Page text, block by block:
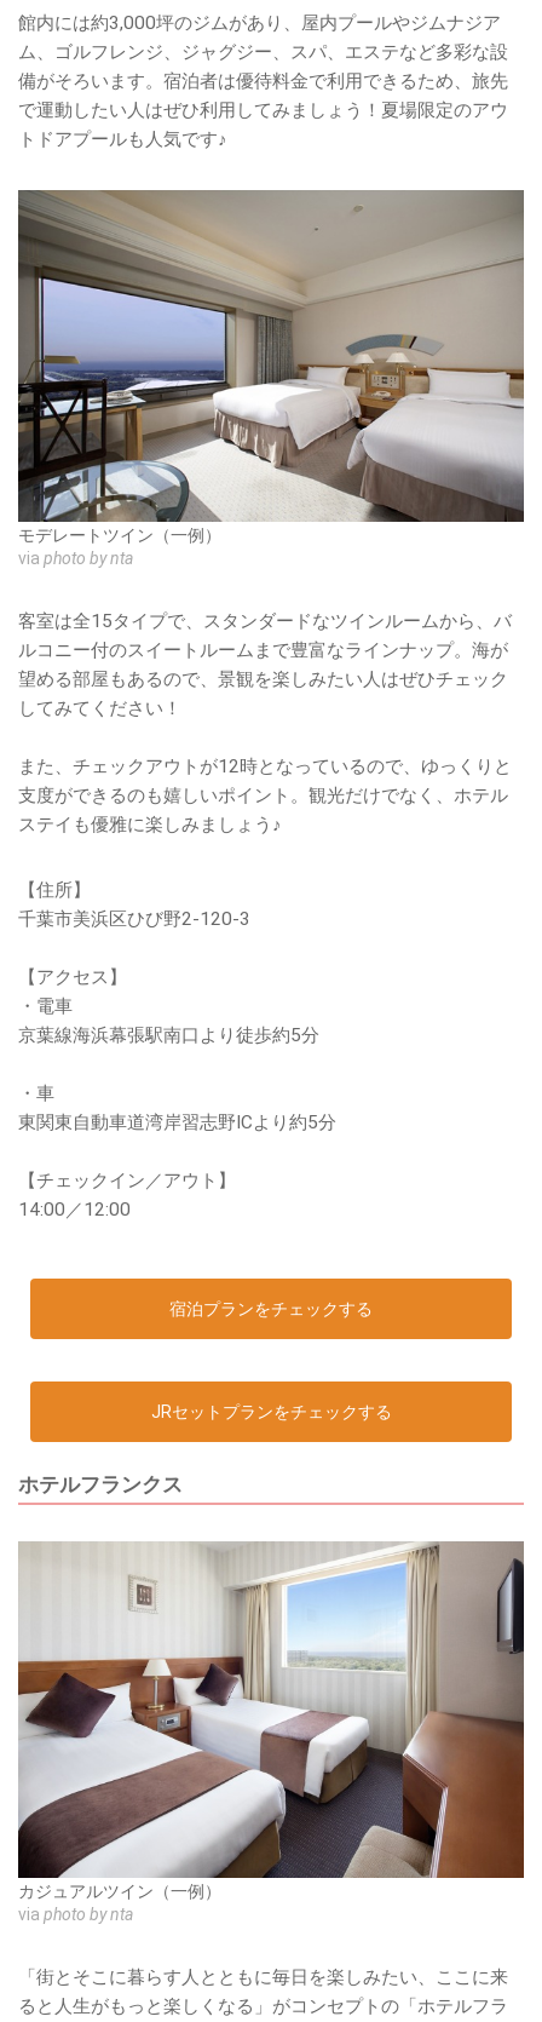
館内には約3,000坪のジムがあり、屋内プールやジムナジア
ム、ゴルフレンジ、ジャグジー、スパ、エステなど多彩な設
備がそろいます。宿泊者は優待料金で利用できるため、旅先
で運動したい人はぜひ利用してみましょう！夏場限定のアウ
トドアプールも人気です♪
モデレートツイン（一例）
via photo by nta
客室は全15タイプで、スタンダードなツインルームから、バ
ルコニー付のスイートルームまで豊富なラインナップ。海が
望める部屋もあるので、景観を楽しみたい人はぜひチェック
してみてください！
また、チェックアウトが12時となっているので、ゆっくりと
支度ができるのも嬉しいポイント。観光だけでなく、ホテル
ステイも優雅に楽しみましょう♪
【住所】
千葉市美浜区ひび野2-120-3
【アクセス】
・電車
京葉線海浜幕張駅南口より徒歩約5分
・車
東関東自動車道湾岸習志野ICより約5分
【チェックイン／アウト】
14:00／12:00
宿泊プランをチェックする
JRセットプランをチェックする
ホテルフランクス
カジュアルツイン（一例）
via photo by nta
「街とそこに暮らす人とともに毎日を楽しみたい、ここに来
ると人生がもっと楽しくなる」がコンセプトの「ホテルフラ